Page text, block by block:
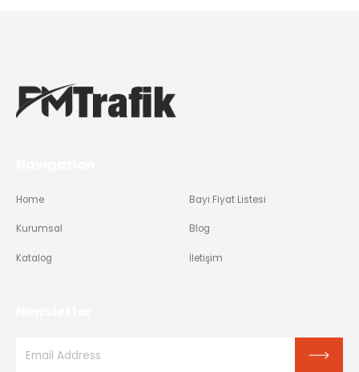
Home
Kurumsal
Katalog
Bayi Fiyat Listesi
Blog
İletişim